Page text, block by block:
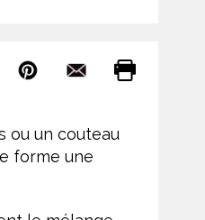
ou un couteau
forme une